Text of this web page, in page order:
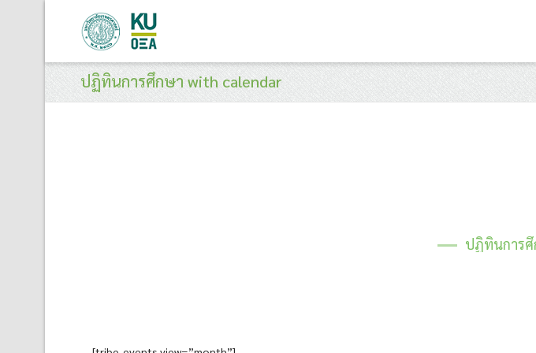
ปฏิทินการศึกษา with calendar
ปฏิทินการศึ